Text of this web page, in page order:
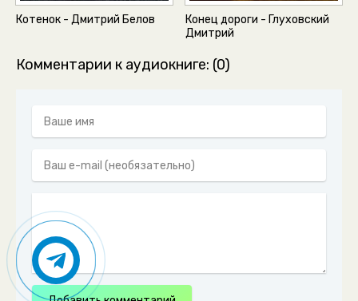
Котенок - Дмитрий Белов
Конец дороги - Глуховский
Дмитрий
Комментарии к аудиокниге: (0)